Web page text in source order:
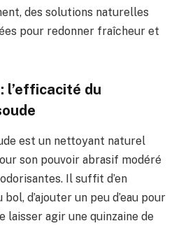
des solutions naturelles
pour redonner fraîcheur et
l’efficacité du
est un nettoyant naturel
son pouvoir abrasif modéré
Il suffit d’en
d’ajouter un peu d’eau pour
laisser agir une quinzaine de